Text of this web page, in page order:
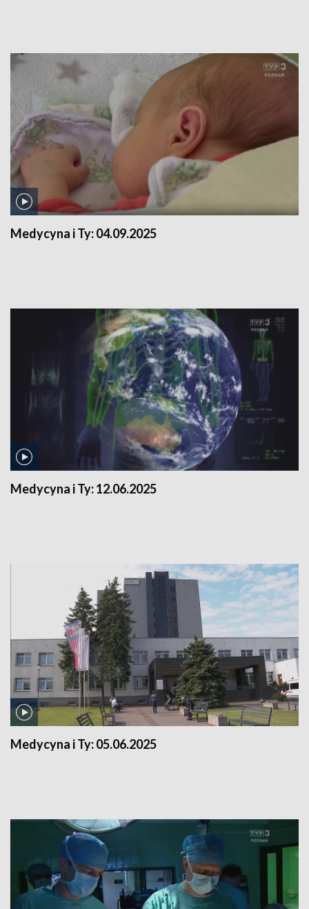
Medycyna i Ty:04.09.2025
Medycyna i Ty:12.06.2025
Medycyna i Ty:05.06.2025